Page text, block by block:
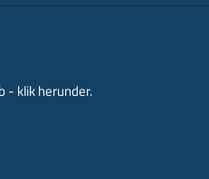
- klik herunder.